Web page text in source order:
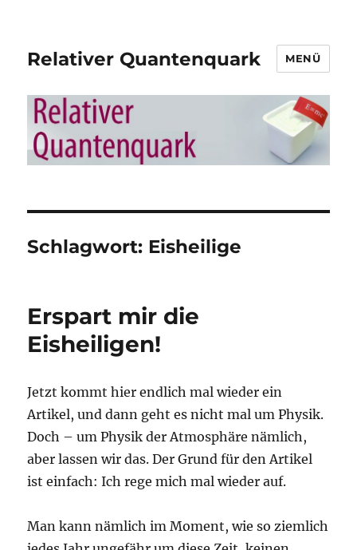
Relativer Quantenquark MENÜ
Schlagwort: Eisheilige
Erspart mir die
Eisheiligen!
Jetzt kommt hier endlich mal wieder ein
Artikel, und dann geht es nicht mal um Physik.
Doch – um Physik der Atmosphäre nämlich,
aber lassen wir das. Der Grund für den Artikel
ist einfach: Ich rege mich mal wieder auf.
Man kann nämlich im Moment, wie so ziemlich